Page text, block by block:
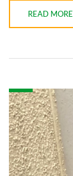
READ MORE